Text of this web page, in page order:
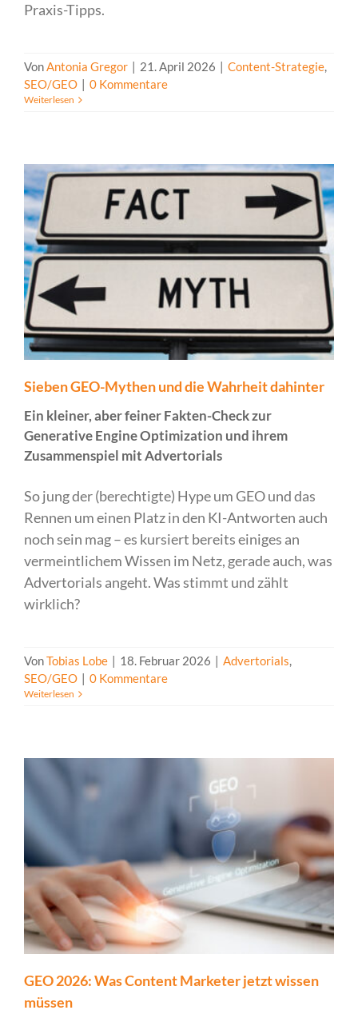
Praxis-Tipps.
VonAntonia Gregor 21. April 2026 Content-Strategie,
SEO/GEO
0 Kommentare
Weiterlesen
Sieben GEO-Mythen und die Wahrheit dahinter
Ein kleiner, aber feiner Fakten-Check zur
Generative Engine Optimization und ihrem
Zusammenspiel mit Advertorials
So jung der (berechtigte) Hype um GEO und das
Rennen um einen Platz in den KI-Antworten auch
noch sein mag – es kursiert bereits einiges an
vermeintlichem Wissen im Netz, gerade auch, was
Advertorials angeht. Was stimmt und zählt
wirklich?
VonTobias Lobe 18. Februar 2026 Advertorials,
SEO/GEO
0 Kommentare
Weiterlesen
GEO 2026: Was Content Marketer jetzt wissen
müssen